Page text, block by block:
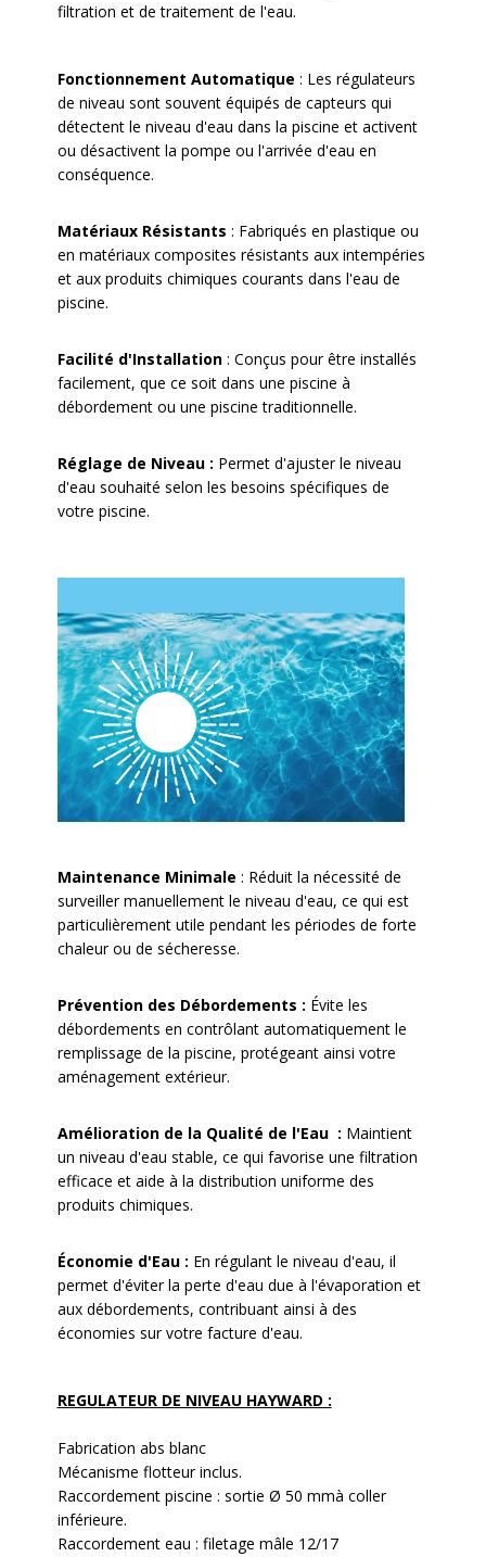
filtration et de traitement de l'eau.
Fonctionnement Automatique : Les régulateurs
de niveau sont souvent équipés de capteurs qui
détectent le niveau d'eau dans la piscine et activent
ou désactivent la pompe ou l'arrivée d'eau en
conséquence.
Matériaux Résistants : Fabriqués en plastique ou
en matériaux composites résistants aux intempéries
et aux produits chimiques courants dans l'eau de
piscine.
Facilité d'Installation: Conçus pour être installés
facilement, que ce soit dans une piscine à
débordement ou une piscine traditionnelle.
Réglage de Niveau : Permet d'ajuster le niveau
d'eau souhaité selon les besoins spécifiques de
votre piscine.
Maintenance Minimale : Réduit la nécessité de
surveiller manuellement le niveau d'eau, ce qui est
particulièrement utile pendant les périodes de forte
chaleur ou de sécheresse.
Prévention des Débordements : Évite les
débordements en contrôlant automatiquement le
remplissage de la piscine, protégeant ainsi votre
aménagement extérieur.
Amélioration de la Qualité de l'Eau : Maintient
un niveau d'eau stable, ce qui favorise une filtration
efficace et aide à la distribution uniforme des
produits chimiques.
Économie d'Eau : En régulant le niveau d'eau, il
permet d'éviter la perte d'eau due à l'évaporation et
aux débordements, contribuant ainsi à des
économies sur votre facture d'eau.
REGULATEUR DE NIVEAU HAYWARD :
Fabrication abs blanc
Mécanisme flotteur inclus.
Raccordement piscine : sortie Ø 50 mmà coller
inférieure.
Raccordement eau : filetage mâle 12/17